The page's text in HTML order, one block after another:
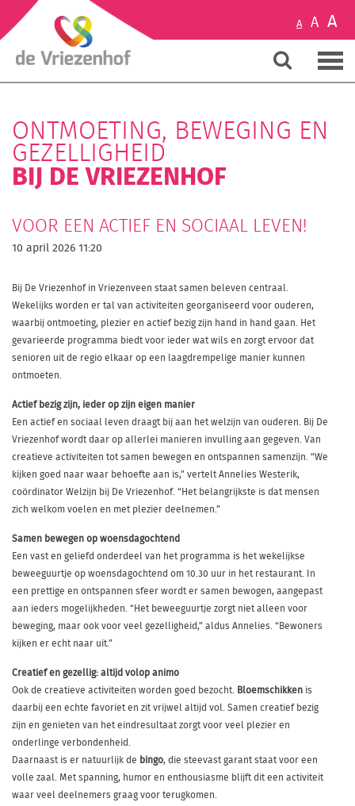
A A A
ONTMOETING, BEWEGING EN
GEZELLIGHEID
BIJ DE VRIEZENHOF
VOOR EEN ACTIEF EN SOCIAAL LEVEN!
10 april 2026 11:20
Bij De Vriezenhof in Vriezenveen staat samen beleven centraal.
Wekelijks worden er tal van activiteiten georganiseerd voor ouderen,
waarbij ontmoeting, plezier en actief bezig zijn hand in hand gaan. Het
gevarieerde programma biedt voor ieder wat wils en zorgt ervoor dat
senioren uit de regio elkaar op een laagdrempelige manier kunnen
ontmoeten.
Actief bezig zijn, ieder op zijn eigen manier
Een actief en sociaal leven draagt bij aan het welzijn van ouderen. Bij De
Vriezenhof wordt daar op allerlei manieren invulling aan gegeven. Van
creatieve activiteiten tot samen bewegen en ontspannen samenzijn. “We
kijken goed naar waar behoefte aan is,” vertelt Annelies Westerik,
coördinator Welzijn bij De Vriezenhof. “Het belangrijkste is dat mensen
zich welkom voelen en met plezier deelnemen.”
Samen bewegen op woensdagochtend
Een vast en geliefd onderdeel van het programma is het wekelijkse
beweeguurtje op woensdagochtend om 10.30 uur in het restaurant. In
een prettige en ontspannen sfeer wordt er samen bewogen, aangepast
aan ieders mogelijkheden. “Het beweeguurtje zorgt niet alleen voor
beweging, maar ook voor veel gezelligheid,” aldus Annelies. “Bewoners
kijken er echt naar uit.”
Creatief en gezellig: altijd volop animo
Ook de creatieve activiteiten worden goed bezocht. Bloemschikken is
daarbij een echte favoriet en zit vrijwel altijd vol. Samen creatief bezig
zijn en genieten van het eindresultaat zorgt voor veel plezier en
onderlinge verbondenheid.
Daarnaast is er natuurlijk de bingo, die steevast garant staat voor een
volle zaal. Met spanning, humor en enthousiasme blijft dit een activiteit
waar veel deelnemers graag voor terugkomen.